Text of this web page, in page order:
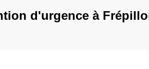
d'urgence à